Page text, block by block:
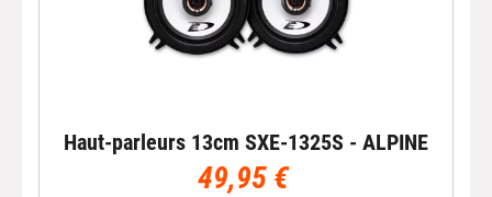
Haut-parleurs 13cm SXE-1325S - ALPINE
49,95 €